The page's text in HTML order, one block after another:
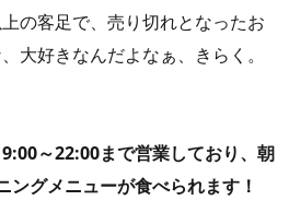
の客足で、売り切れとなったお
大好きなんだよなぁ、きらく。
～22:00まで営業しており、朝
グメニューが食べられます！